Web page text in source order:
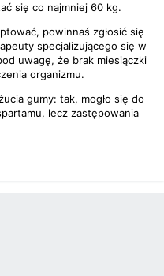
się co najmniej 60 kg.
powinnaś zgłosić się
specjalizującego się w
uwagę, że brak miesiączki
organizmu.
gumy: tak, mogło się do
lecz zastępowania